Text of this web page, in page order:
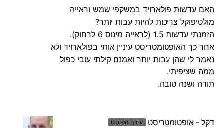
האם עדשות פולארויד במשקפי שמש וראייה
מולטיפוקל צריכות להיות עבות יותר?
הזמנתי עדשות 1.5 (לראייה מינוס 6 לרחוק).
אחר כך האופטומטריסט עיניין אותי בפולארויד ולא
נאמר לי שהן עבות יותר ואמנם קילתי עובי כפול
ממה שציפיתי.
תודה ושנה טובה.
דקל - אופטומטריסט עורך הפוסט